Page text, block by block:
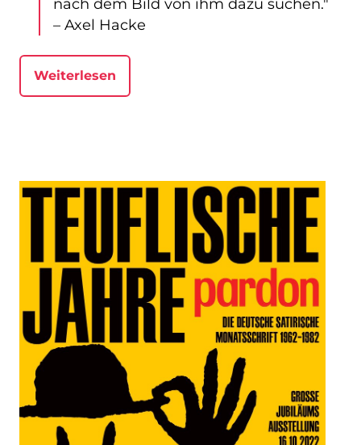
nach dem Bild von ihm dazu suchen."
– Axel Hacke
Weiterlesen